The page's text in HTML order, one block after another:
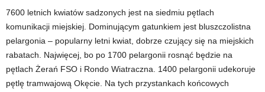
7600 letnich kwiatów sadzonych jest na siedmiu pętlach
komunikacji miejskiej. Dominującym gatunkiem jest bluszczolistna
pelargonia – popularny letni kwiat, dobrze czujący się na miejskich
rabatach. Najwięcej, bo po 1700 pelargonii rosnąć będzie na
pętlach Żerań FSO i Rondo Wiatraczna. 1400 pelargonii udekoruje
pętlę tramwajową Okęcie. Na tych przystankach końcowych